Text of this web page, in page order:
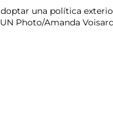
una política
Photo/Amanda